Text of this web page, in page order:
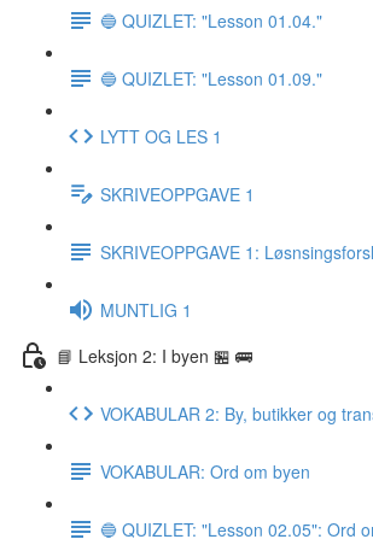
🔵 QUIZLET: "Lesson 01.04."
🔵 QUIZLET: "Lesson 01.09."
LYTT OG LES 1
SKRIVEOPPGAVE 1
SKRIVEOPPGAVE 1:
MUNTLIG 1
📘 Leksjon 2: I byen 🏪 🚌
VOKABULAR 2: By, butikker og
VOKABULAR: Ord om byen
🔵 QUIZLET: "Lesson 02.05": Ord